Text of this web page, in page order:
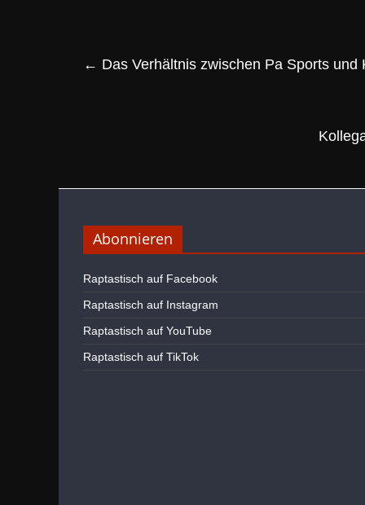
← Das Verhältnis zwischen Pa Sports
Abonnieren
Raptastisch auf Facebook
Raptastisch auf Instagram
Raptastisch auf YouTube
Raptastisch auf TikTok